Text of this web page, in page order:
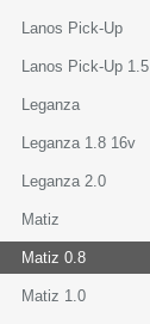
Lanos Pick-Up
Lanos Pick-Up 1.5
Leganza
Leganza 1.8 16v
Leganza 2.0
Matiz
Matiz 0.8
Matiz 1.0